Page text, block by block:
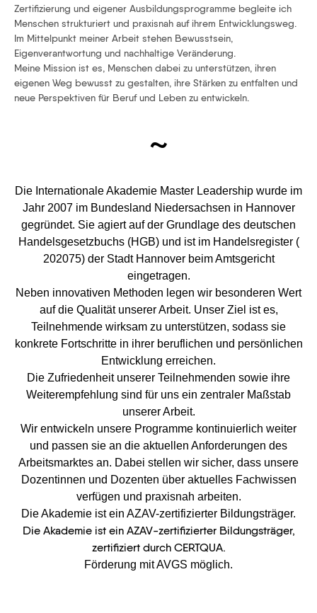
Zertifizierung und eigener Ausbildungsprogramme begleite ich
Menschen strukturiert und praxisnah auf ihrem Entwicklungsweg.
Im Mittelpunkt meiner Arbeit stehen Bewusstsein,
Eigenverantwortung und nachhaltige Veränderung.
Meine Mission ist es, Menschen dabei zu unterstützen, ihren
eigenen Weg bewusst zu gestalten, ihre Stärken zu entfalten und
neue Perspektiven für Beruf und Leben zu entwickeln.
~
Die Internationale Akademie Master Leadership wurde im
Jahr 2007 im Bundesland Niedersachsen in Hannover
gegründet. Sie agiert auf der Grundlage des deutschen
Handelsgesetzbuchs (HGB) und ist im Handelsregister (
202075) der Stadt Hannover beim Amtsgericht
eingetragen.
Neben innovativen Methoden legen wir besonderen Wert
auf die Qualität unserer Arbeit. Unser Ziel ist es,
Teilnehmende wirksam zu unterstützen, sodass sie
konkrete Fortschritte in ihrer beruflichen und persönlichen
Entwicklung erreichen.
Die Zufriedenheit unserer Teilnehmenden sowie ihre
Weiterempfehlung sind für uns ein zentraler Maßstab
unserer Arbeit.
Wir entwickeln unsere Programme kontinuierlich weiter
und passen sie an die aktuellen Anforderungen des
Arbeitsmarktes an. Dabei stellen wir sicher, dass unsere
Dozentinnen und Dozenten über aktuelles Fachwissen
verfügen und praxisnah arbeiten.
Die Akademie ist ein AZAV-zertifizierter Bildungsträger.
Die Akademie ist ein AZAV-zertifizierter Bildungsträger,
zertifiziert durch CERTQUA.
Förderung mit AVGS möglich.